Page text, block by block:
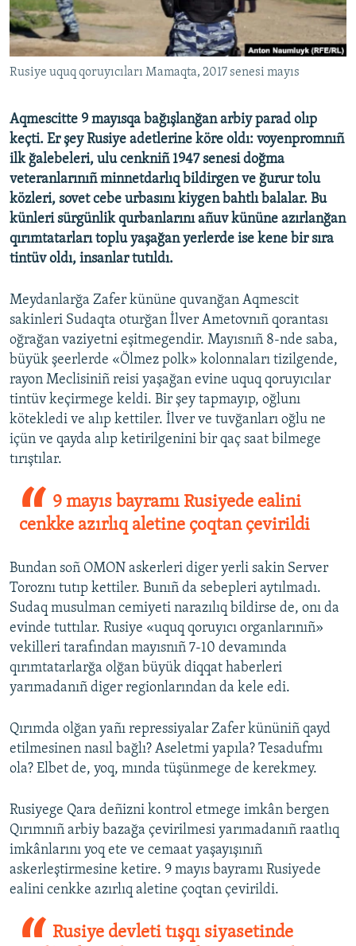
Русский
Українською
RFE/RS bütün saytları
Rusiye uquq qoruyıcıları Mamaqta, 2017 senesi mayıs
Aqmescitte 9 mayısqa bağışlanğan arbiy parad olıp
keçti. Er şey Rusiye adetlerine köre oldı: voyenpromnıñ
ilk ğalebeleri, ulu cenkniñ 1947 senesi doğma
veteranlarınıñ minnetdarlıq bildirgen ve ğurur tolu
közleri, sovet cebe urbasını kiygen bahtlı balalar. Bu
künleri sürgünlik qurbanlarını añuv kününe azırlanğan
qırımtatarları toplu yaşağan yerlerde ise kene bir sıra
tintüv oldı, insanlar tutıldı.
Meydanlarğa Zafer kününe quvanğan Aqmescit
sakinleri Sudaqta oturğan İlver Ametovnıñ qorantası
oğrağan vaziyetni eşitmegendir. Mayısnıñ 8-nde saba,
büyük şeerlerde «Ölmez polk» kolonnaları tizilgende,
rayon Meclisiniñ reisi yaşağan evine uquq qoruyıcılar
tintüv keçirmege keldi. Bir şey tapmayıp, oğlunı
kötekledi ve alıp kettiler. İlver ve tuvğanları oğlu ne
içün ve qayda alıp ketirilgenini bir qaç saat bilmege
tırıştılar.
9 mayıs bayramı Rusiyede ealini
cenkke azırlıq aletine çoqtan çevirildi
Bundan soñ OMON askerleri diger yerli sakin Server
Toroznı tutıp kettiler. Bunıñ da sebepleri aytılmadı.
Sudaq musulman cemiyeti narazılıq bildirse de, onı da
evinde tuttılar. Rusiye «uquq qoruyıcı organlarınıñ»
vekilleri tarafından mayısnıñ 7-10 devamında
qırımtatarlarğa olğan büyük diqqat haberleri
yarımadanıñ diger regionlarından da kele edi.
Qırımda olğan yañı repressiyalar Zafer kününiñ qayd
etilmesinen nasıl bağlı? Aseletmi yapıla? Tesadufmı
ola? Elbet de, yoq, mında tüşünmege de kerekmey.
Rusiyege Qara deñizni kontrol etmege imkân bergen
Qırımnıñ arbiy bazağa çevirilmesi yarımadanıñ raatlıq
imkânlarını yoq ete ve cemaat yaşayışınıñ
askerleştirmesine ketire. 9 mayıs bayramı Rusiyede
ealini cenkke azırlıq aletine çoqtan çevirildi.
Rusiye devleti tışqı siyasetinde